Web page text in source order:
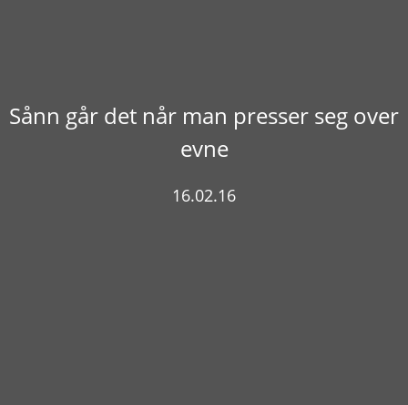
Sånn går det når man presser seg over
evne
16.02.16